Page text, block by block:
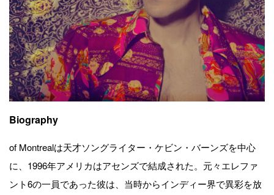
Biography
of Montrealは天才ソングライター・ケビン・バーンズを中心
に、1996年アメリカはアセンズで結成された。元々エレファ
ント6の一員であった彼は、当時からインディー界で異彩を放